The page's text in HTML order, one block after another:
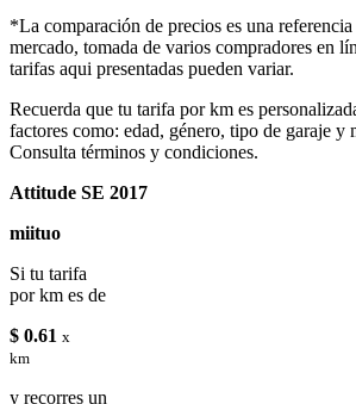
*La comparación de precios es una
mercado, tomada de varios compradores en
tarifas aqui presentadas pueden variar.
Recuerda que tu tarifa por km es
factores como: edad, género, tipo de garaje y
Consulta términos y condiciones.
Attitude SE 2017
miituo
Si tu tarifa
por km es de
$ 0.61 x
km
y recorres un